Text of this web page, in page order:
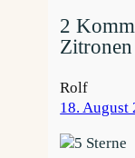
2
Rolf
18. August